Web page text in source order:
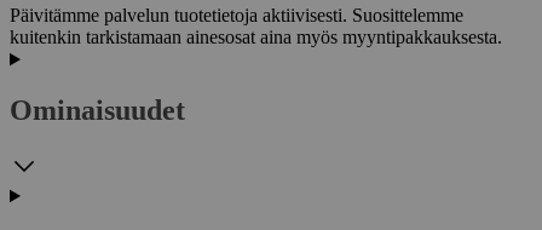
Päivitämme palvelun tuotetietoja aktiivisesti. Suosittelemme
kuitenkin tarkistamaan ainesosat aina myös myyntipakkauksesta.
Ominaisuudet